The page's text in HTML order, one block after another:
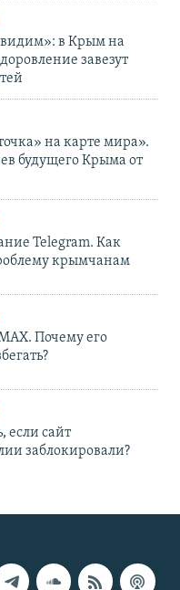
видим»: в Крым на
завезут
на карте мира».
будущего Крыма от
Telegram. Как
крымчанам
Почему его
если сайт
заблокировали?